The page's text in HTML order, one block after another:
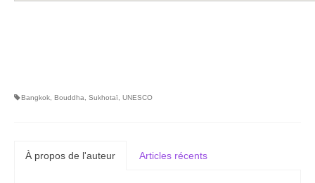
Bangkok Bouddha Sukhotaï UNESCO
À propos de l'auteur Articles récents